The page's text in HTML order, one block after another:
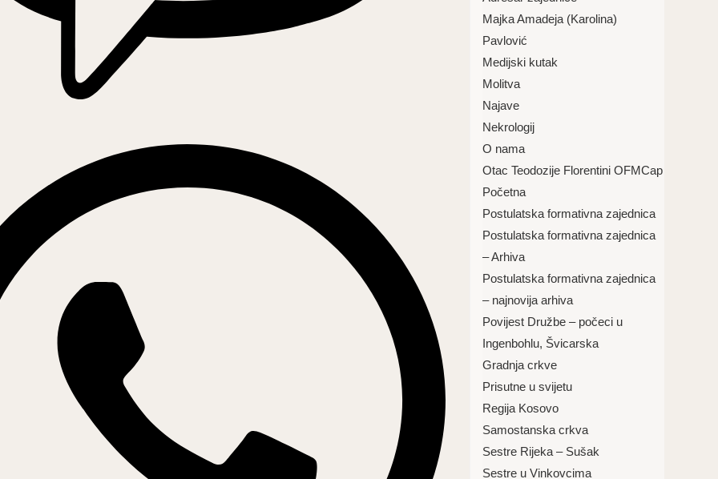
Majka Amadeja (Karolina)
Pavlović
Medijski kutak
Molitva
Najave
Nekrologij
O nama
Otac Teodozije Florentini OFMCap
Početna
Postulatska formativna zajednica
Postulatska formativna zajednica
– Arhiva
Postulatska formativna zajednica
– najnovija arhiva
Povijest Družbe – počeci u
Ingenbohlu, Švicarska
Gradnja crkve
Prisutne u svijetu
Regija Kosovo
Samostanska crkva
Sestre Rijeka – Sušak
Sestre u Vinkovcima